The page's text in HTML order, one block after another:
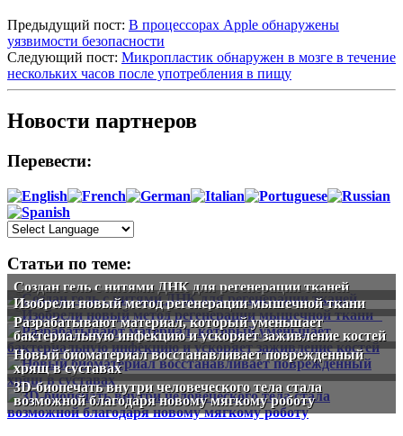
Предыдущий пост: В процессорах Apple обнаружены
уязвимости безопасности
Следующий пост: Микропластик обнаружен в мозге в течение
нескольких часов после употребления в пищу
Новости партнеров
Перевести:
Статьи по теме:
Создан гель с нитями ДНК для регенерации тканей
Изобрели новый метод регенерации мышечной ткани
Разрабатывают материал, который уменьшает
бактериальную инфекцию и ускоряет заживление костей
Новый биоматериал восстанавливает поврежденный
хрящ в суставах
3D-биопечать внутри человеческого тела стала
возможной благодаря новому мягкому роботу